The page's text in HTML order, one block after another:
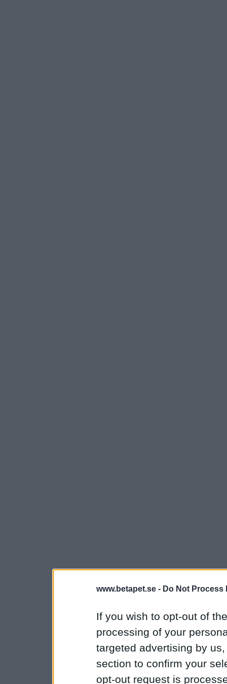
www.betapet.se - Do Not Process
If you wish to opt-out of
processing of your
targeted advertising by
section to confirm your
opt-out request is